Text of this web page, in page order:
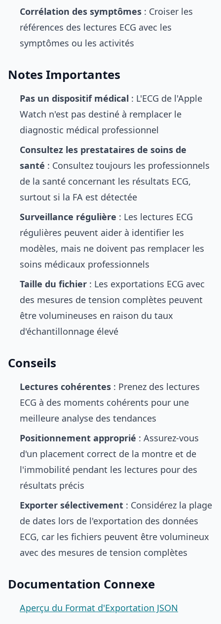
Corrélation des symptômes : Croiser les
références des lectures ECG avec les
symptômes ou les activités
Notes Importantes
Pas un dispositif médical : L'ECG de l'Apple
Watch n'est pas destiné à remplacer le
diagnostic médical professionnel
Consultez les prestataires de soins de
santé : Consultez toujours les professionnels
de la santé concernant les résultats ECG,
surtout si la FA est détectée
Surveillance régulière : Les lectures ECG
régulières peuvent aider à identifier les
modèles, mais ne doivent pas remplacer les
soins médicaux professionnels
Taille du fichier : Les exportations ECG avec
des mesures de tension complètes peuvent
être volumineuses en raison du taux
d'échantillonnage élevé
Conseils
Lectures cohérentes : Prenez des lectures
ECG à des moments cohérents pour une
meilleure analyse des tendances
Positionnement approprié : Assurez-vous
d'un placement correct de la montre et de
l'immobilité pendant les lectures pour des
résultats précis
Exporter sélectivement : Considérez la plage
de dates lors de l'exportation des données
ECG, car les fichiers peuvent être volumineux
avec des mesures de tension complètes
Documentation Connexe
Aperçu du Format d'Exportation JSON